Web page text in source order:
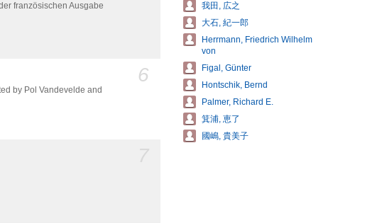
französischen Ausgabe
6
by Pol Vandevelde and
我田, 広之
大石, 紀一郎
Herrmann, Friedrich Wilhelm
von
Figal, Günter
Hontschik, Bernd
Palmer, Richard E.
箕浦, 恵了
國嶋, 貴美子